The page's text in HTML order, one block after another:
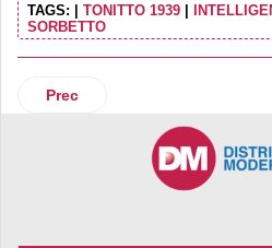
TAGS: TONITTO 1939
SORBETTO
Articolo precedente: Gruppo
Prec